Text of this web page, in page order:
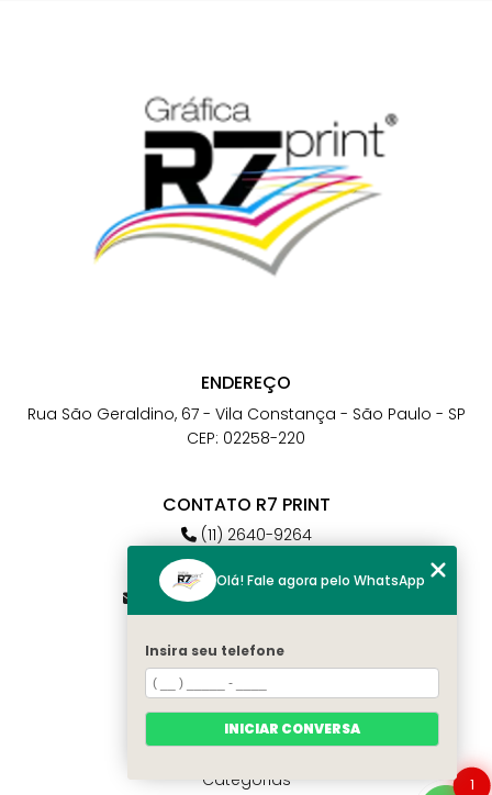
ENDEREÇO
Rua São Geraldino, 67 - Vila Constança - São Paulo - SP
CEP: 02258-220
CONTATO R7 PRINT
(11) 2640-9264
(11) 98784-6664
atendimento@r7print.com.br
MENU
Home
Quem somos
Contato
Categorias
1
Olá! Fale agora pelo WhatsApp
Insira seu telefone
INICIAR CONVERSA